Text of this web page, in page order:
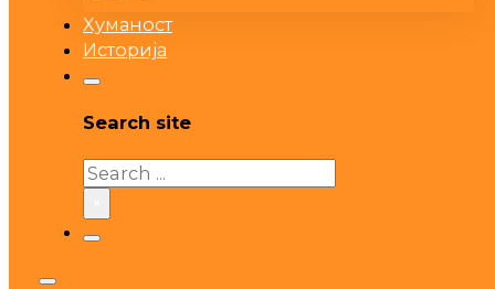
Хуманост
Историја
Search site
Search